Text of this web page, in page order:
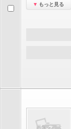
もっと見る